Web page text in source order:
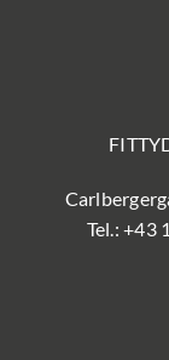
Tel.:+43